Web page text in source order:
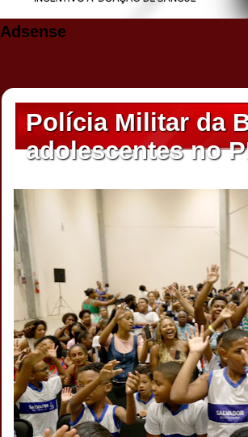
Adsense
Polícia Militar da
adolescentes no